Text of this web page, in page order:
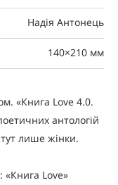
Надія Антонець
140×210 мм
«Книга Love 4.0.
антологій
лише жінки.
«Книга Love»